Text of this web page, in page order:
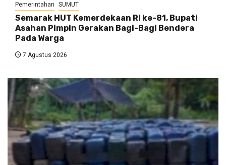
Pemerintahan SUMUT
Semarak HUT Kemerdekaan RI ke-81, Bupati
Asahan Pimpin Gerakan Bagi-Bagi Bendera
Pada Warga
7 Agustus 2026